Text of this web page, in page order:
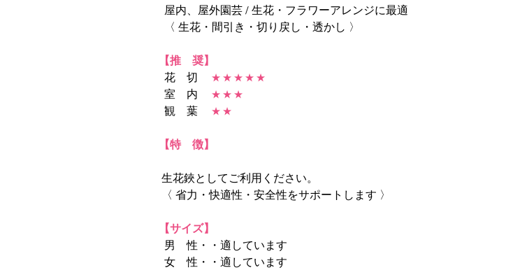
屋内、屋外園芸 / 生花・フラワーアレンジに最適
〈 生花・間引き・切り戻し・透かし 〉
【推 奨】
花 切 ★ ★ ★ ★ ★
室 内 ★ ★ ★
観 葉 ★ ★
【特 徴】
生花鋏としてご利用ください。
〈 省力・快適性・安全性をサポートします 〉
【サイズ】
男 性・・適しています
女 性・・適しています